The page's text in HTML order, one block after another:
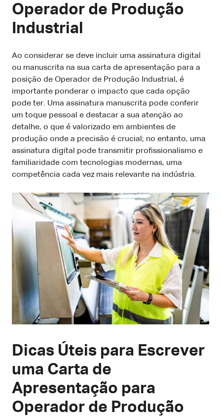
Operador de Produção
Industrial
Ao considerar se deve incluir uma assinatura digital
ou manuscrita na sua carta de apresentação para a
posição de Operador de Produção Industrial, é
importante ponderar o impacto que cada opção
pode ter. Uma assinatura manuscrita pode conferir
um toque pessoal e destacar a sua atenção ao
detalhe, o que é valorizado em ambientes de
produção onde a precisão é crucial; no entanto, uma
assinatura digital pode transmitir profissionalismo e
familiaridade com tecnologias modernas, uma
competência cada vez mais relevante na indústria.
Dicas Úteis para Escrever
uma Carta de
Apresentação para
Operador de Produção